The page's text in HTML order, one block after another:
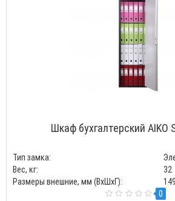
Шкаф бухгалтерский AIKO
Тип замка:
Вес, кг:
32
Размеры внешние, мм (ВхШхГ):
0